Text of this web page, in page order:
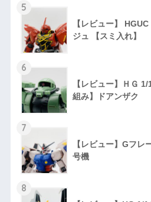
5
【レビュー】
ジュ 【スミ入れ】
6
【レビュー】ＨＧ
組み】ドアンザク
7
【レビュー】Gフレ
号機
8